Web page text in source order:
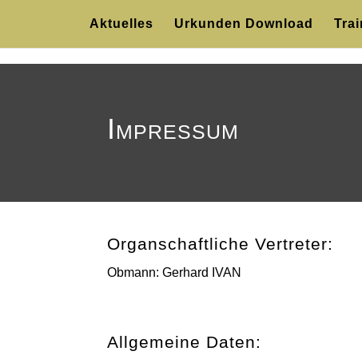
Aktuelles Urkunden Download
Impressum
Organschaftliche Vertreter:
Obmann: Gerhard IVAN
Allgemeine Daten: